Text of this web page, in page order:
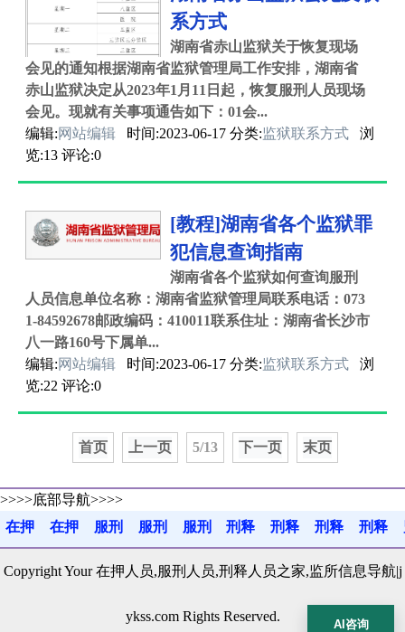
系方式
湖南省赤山监狱关于恢复现场
会见的通知根据湖南省监狱管理局工作安排，湖南省
赤山监狱决定从2023年1月11日起，恢复服刑人员现场
会见。现就有关事项通告如下：01会...
编辑:网站编辑 时间:2023-06-17 分类:监狱联系方式
浏
览:13 评论:0
[教程]湖南省各个监狱罪
犯信息查询指南
湖南省各个监狱如何查询服刑
人员信息单位名称：湖南省监狱管理局联系电话：073
1-84592678邮政编码：410011联系住址：湖南省长沙市
八一路160号下属单...
编辑:网站编辑 时间:2023-06-17 分类:监狱联系方式
浏
览:22 评论:0
首页 上一页 5/13 下一页 末页
>>>>底部导航>>>>
在押
在押 服刑 服刑 服刑 刑释 刑释 刑释 刑释
Copyright Your 在押人员,服刑人员,刑释人员之家,监所信息导航|j
ykss.com Rights Reserved.
AI咨询